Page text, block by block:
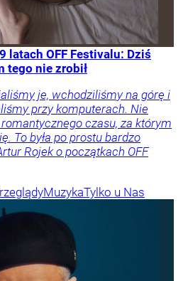
latach OFF Festivalu: Dziś
tego nie zrobił
je, wchodziliśmy na górę i
przy komputerach. Nie
czasu, za którym
To była po prostu bardzo
Rojek o początkach OFF
MuzykaTylko u Nas